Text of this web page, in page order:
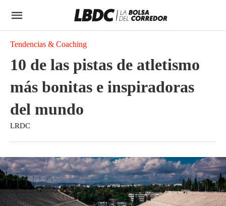
Tendencias & Coaching
10 de las pistas de atletismo
más bonitas e inspiradoras
del mundo
LRDC